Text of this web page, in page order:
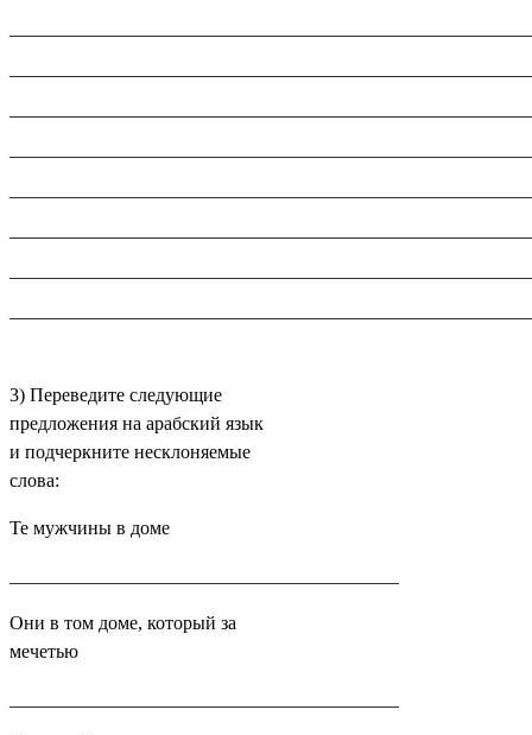
3) Переведите следующие
предложения на арабский язык
и подчеркните несклоняемые
слова:
Те мужчины в доме
Они в том доме, который за
мечетью